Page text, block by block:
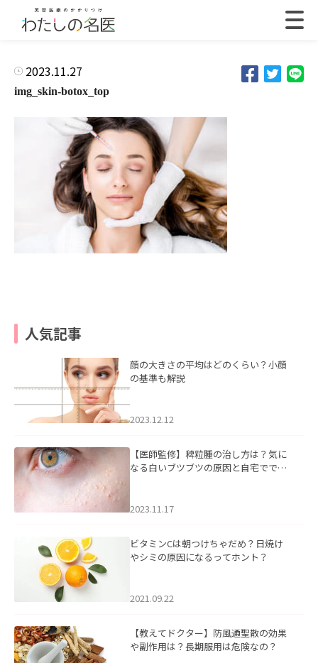
2023.11.27
img_skin-botox_top
人気記事
顔の大きさの平均はどのくらい？小顔
の基準も解説
2023.12.12
【医師監修】稗粒腫の治し方は？気に
なる白いブツブツの原因と自宅ででき
2023.11.17
ビタミンCは朝つけちゃだめ？日焼け
やシミの原因になるってホント？
2021.09.22
【教えてドクター】防風通聖散の効果
や副作用は？長期服用は危険なの？